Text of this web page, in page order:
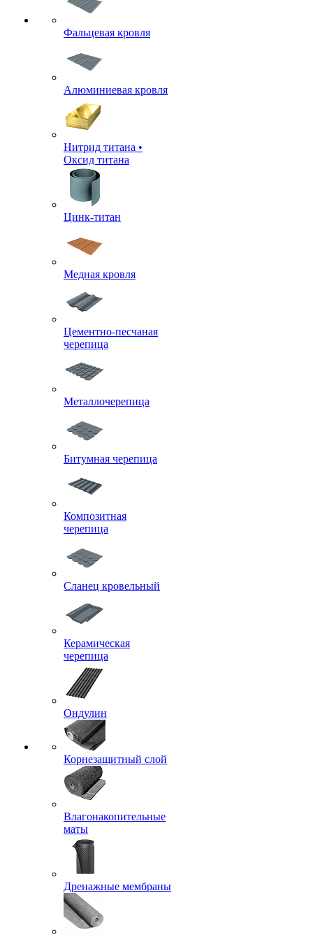
Фальцевая кровля
Алюминиевая кровля
Нитрид титана •
Оксид титана
Цинк-титан
Медная кровля
Цементно-песчаная
черепица
Металлочерепица
Битумная черепица
Композитная
черепица
Сланец кровельный
Керамическая
черепица
Ондулин
Корнезащитный слой
Влагонакопительные
маты
Дренажные мембраны